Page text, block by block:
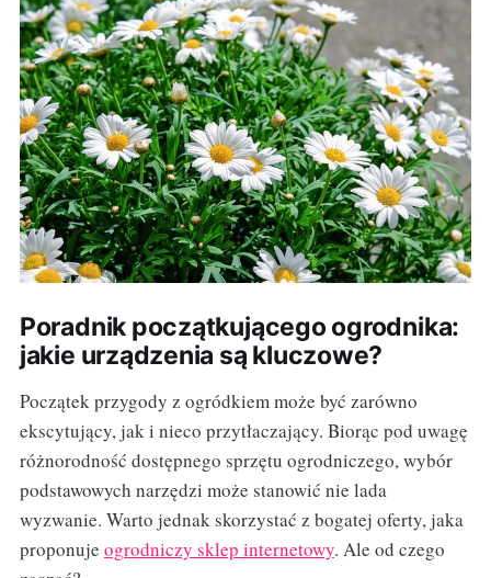
Poradnik początkującego ogrodnika:
jakie urządzenia są kluczowe?
Początek przygody z ogródkiem może być zarówno
ekscytujący, jak i nieco przytłaczający. Biorąc pod uwagę
różnorodność dostępnego sprzętu ogrodniczego, wybór
podstawowych narzędzi może stanowić nie lada
wyzwanie. Warto jednak skorzystać z bogatej oferty, jaka
proponuje ogrodniczy sklep internetowy. Ale od czego